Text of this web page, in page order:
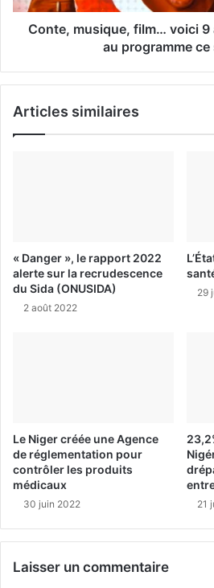
Conte, musique, film… voici
au programme ce
Articles similaires
« Danger », le rapport 2022
alerte sur la recrudescence
du Sida (ONUSIDA)
2 août 2022
29
Le Niger créée une Agence
de réglementation pour
contrôler les produits
médicaux
30 juin 2022 21
Laisser un commentaire